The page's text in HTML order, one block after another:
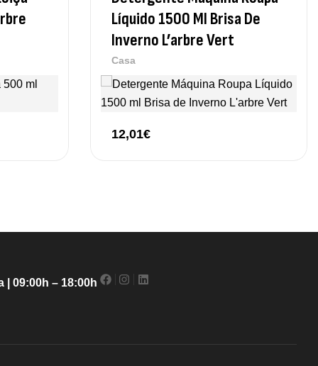
Líquido 1500 Ml Brisa De
Inverno L’arbre Vert
Casa
12,01€
| 09:00h – 18:00h